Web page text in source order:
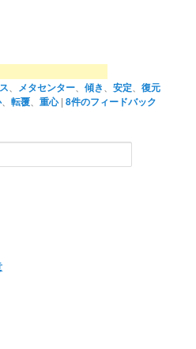
メタセンター 、傾き 、安定 、復元
、転覆 、重心 |8件のフィードバック